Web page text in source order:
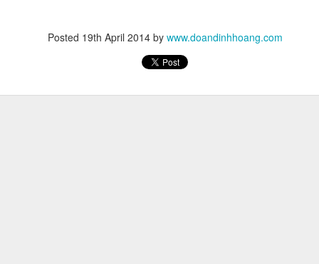
Posted 19th April 2014 by www.doandinhhoang.com